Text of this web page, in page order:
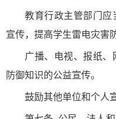
教育行政主管部门应
宣传，提高学生雷电灾害
广播、电视、报纸、
防御知识的公益宣传。
鼓励其他单位和个人